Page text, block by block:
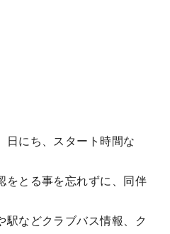
日にち、スタート時間な
をとる事を忘れずに、同伴
駅などクラブバス情報、ク